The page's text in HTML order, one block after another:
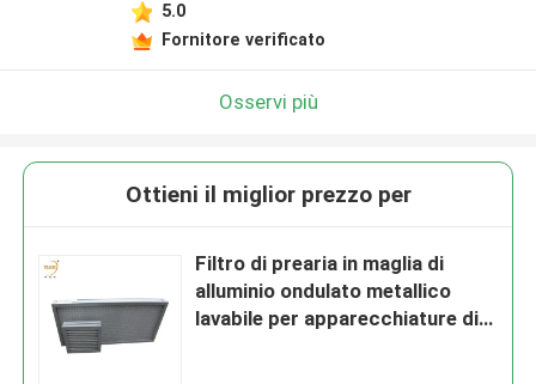
5.0
Fornitore verificato
Osservi più
Ottieni il miglior prezzo per
Filtro di prearia in maglia di
alluminio ondulato metallico
lavabile per apparecchiature di